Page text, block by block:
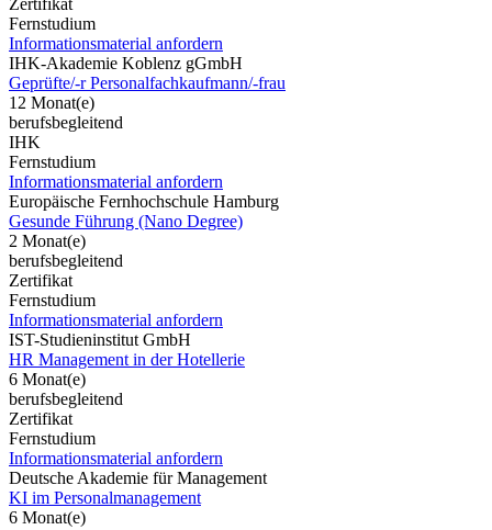
Zertifikat
Fernstudium
Informationsmaterial anfordern
IHK-Akademie Koblenz gGmbH
Geprüfte/-r Personalfachkaufmann/-frau
12 Monat(e)
berufsbegleitend
IHK
Fernstudium
Informationsmaterial anfordern
Europäische Fernhochschule Hamburg
Gesunde Führung (Nano Degree)
2 Monat(e)
berufsbegleitend
Zertifikat
Fernstudium
Informationsmaterial anfordern
IST-Studieninstitut GmbH
HR Management in der Hotellerie
6 Monat(e)
berufsbegleitend
Zertifikat
Fernstudium
Informationsmaterial anfordern
Deutsche Akademie für Management
KI im Personalmanagement
6 Monat(e)